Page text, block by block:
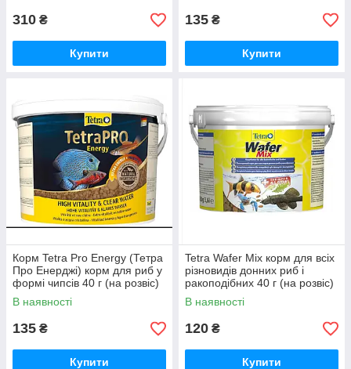
310 ₴
Купити
135 ₴
Купити
Корм Tetra Pro Energy (Тетра
Про Енерджі) корм для риб у
формі чипсів 40 г (на розвіс)
В наявності
135 ₴
Купити
Tetra Wafer Mix корм для всіх
різновидів донних риб і
ракоподібних 40 г (на розвіс)
В наявності
120 ₴
Купити